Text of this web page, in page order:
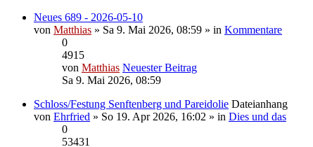
Neues 689 - 2026-05-10
von Matthias » Sa 9. Mai 2026, 08:59 » in Kommentare
0
4915
von Matthias Neuester Beitrag
Sa 9. Mai 2026, 08:59
Schloss/Festung Senftenberg und Pareidolie Dateianhang
von Ehrfried » So 19. Apr 2026, 16:02 » in Dies und das
0
53431